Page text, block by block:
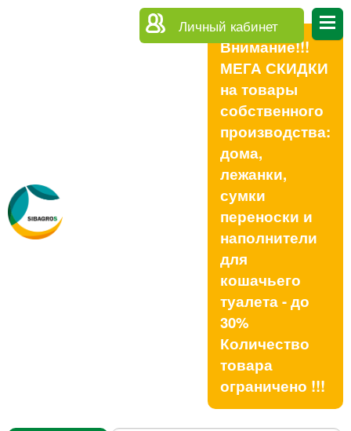
Личный кабинет
Внимание!!!
МЕГА СКИДКИ
на товары
собственного
производства:
дома,
лежанки,
сумки
переноски и
наполнители
для
кошачьего
туалета - до
30%
Количество
товара
ограничено !!!